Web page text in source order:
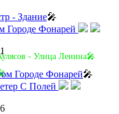
- Улица Ленина🎤
- Здание🎤
Городе Фонарей🎤